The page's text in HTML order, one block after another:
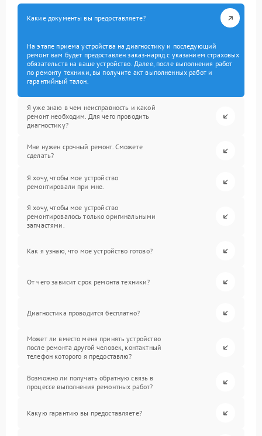
Какие документы вы предоставляете?
На этапе приема устройства на диагностику и последующий
ремонт вам будет предоставлен заказ-наряд с указанием страховых
обязательств на ваше устройство. Далее, после выполнения работ
по ремонту техники, вы получите акт выполненных работ и
гарантийный талон.
Я уже знаю в чем неисправность и какой
ремонт необходим. Для чего проводить
диагностику?
Мне нужен срочный ремонт. Сможете
сделать?
Я хочу, чтобы мое устройство
ремонтировали при мне.
Я хочу, чтобы мое устройство
ремонтировалось только оригинальными
запчастями.
Как я узнаю, что мое устройство готово?
От чего зависит срок ремонта техники?
Диагностика проводится бесплатно?
Может ли вместо меня принять устройство
после ремонта другой человек, контактный
телефон которого я предоставлю?
Возможно ли получать обратную связь в
процессе выполнения ремонтных работ?
Какую гарантию вы предоставляете?